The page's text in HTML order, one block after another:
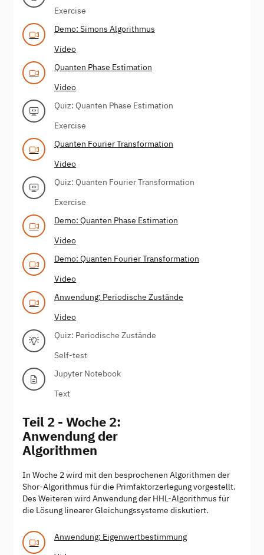
Exercise
Demo: Simons Algorithmus
Video
Quanten Phase Estimation
Video
Quiz: Quanten Phase Estimation
Exercise
Quanten Fourier Transformation
Video
Quiz: Quanten Fourier Transformation
Exercise
Demo: Quanten Phase Estimation
Video
Demo: Quanten Fourier Transformation
Video
Anwendung: Periodische Zustände
Video
Quiz: Periodische Zustände
Self-test
Jupyter Notebook
Text
Teil 2 - Woche 2:
Anwendung der
Algorithmen
In Woche 2 wird mit den besprochenen Algorithmen der
Shor-Algorithmus für die Primfaktorzerlegung vorgestellt.
Des Weiteren wird Anwendung der HHL-Algorithmus für
die Lösung linearer Gleichungssysteme diskutiert.
Anwendung: Eigenwertbestimmung